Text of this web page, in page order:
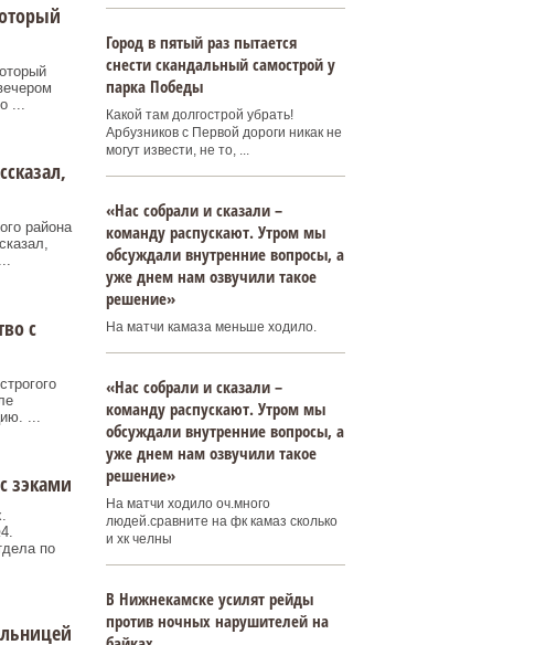
...
района
с
...
зэками
по
Город в пятый раз пытается
снести скандальный самострой у
парка Победы
Какой там долгострой убрать!
Арбузников с Первой дороги никак не
могут извести, не то, ...
«Нас собрали и сказали –
команду распускают. Утром мы
обсуждали внутренние вопросы, а
уже днем нам озвучили такое
решение»
На матчи камаза меньше ходило.
«Нас собрали и сказали –
команду распускают. Утром мы
обсуждали внутренние вопросы, а
уже днем нам озвучили такое
решение»
На матчи ходило оч.много
людей.сравните на фк камаз сколько
и хк челны
В Нижнекамске усилят рейды
против ночных нарушителей на